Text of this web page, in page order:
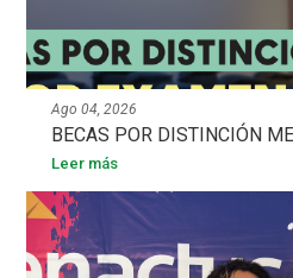
Ago 04, 2026
BECAS POR DISTINCIÓN
Leer más